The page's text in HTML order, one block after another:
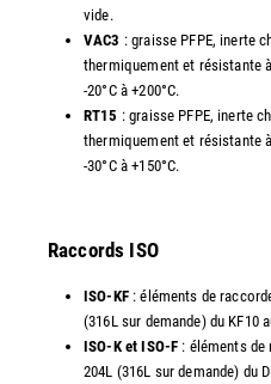
vide.
VAC3 : graisse PFPE, inerte
thermiquement et résistante
-20°C à +200°C.
RT15 : graisse PFPE, inerte
thermiquement et résistante
-30°C à +150°C.
Raccords ISO
ISO-KF: éléments de
(316L sur demande) du KF10
ISO-K et ISO-F : éléments de
204L (316L sur demande) du